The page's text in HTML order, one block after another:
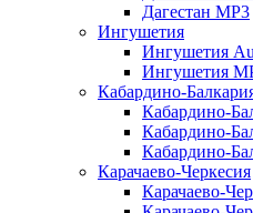
Дагестан MP3
Ингушетия
Ингушетия
Ингушетия
Кабардино-
Кабардино-
Кабардино-
Кабардино-
Карачаево-Черкесия
Карачаево-